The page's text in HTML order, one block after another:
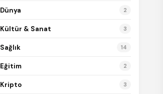
Dünya 2
Kültür & Sanat 3
Sağlık 14
Eğitim 2
Kripto 3